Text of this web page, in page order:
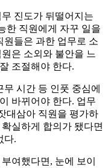
진도가 뒤떨어지는
한 직원에게 자꾸 일을
원들은 과한 업무로 소
은 소외와 불안을 느
조절해야 한다.
무 시간 등 인풋 중심에
바뀌어야 한다. 업무
대삼아 직원을 평가하
실하게 합의가 됐다면
다.
여했다면, 눈에 보이